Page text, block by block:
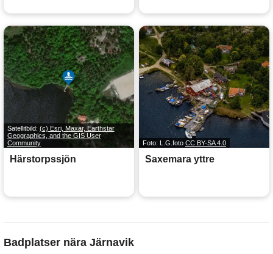
Satellitbild: (c) Esri, Maxar, Earthstar
Geographics, and the GIS User
Community
Härstorpssjön
Foto: L.G.foto CC BY-SA 4.0
Saxemara yttre
Badplatser nära Järnavik